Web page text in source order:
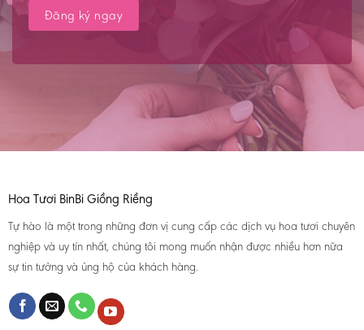
Hoa Tươi BinBi Giồng Riềng
Tự hào là một trong những đơn vị cung cấp các dịch vụ hoa tươi chuyên
nghiệp và uy tín nhất, chúng tôi mong muốn nhận được nhiều hơn nữa
sự tin tưởng và ủng hộ của khách hàng.